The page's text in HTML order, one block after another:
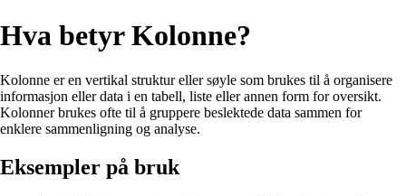
Hva betyr Kolonne?
Kolonne er en vertikal struktur eller søyle som brukes til å organisere
informasjon eller data i en tabell, liste eller annen form for oversikt.
Kolonner brukes ofte til å gruppere beslektede data sammen for
enklere sammenligning og analyse.
Eksempler på bruk